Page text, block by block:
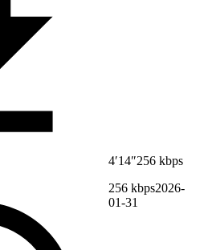
4′14″256 kbps
256 kbps2026-
01-31